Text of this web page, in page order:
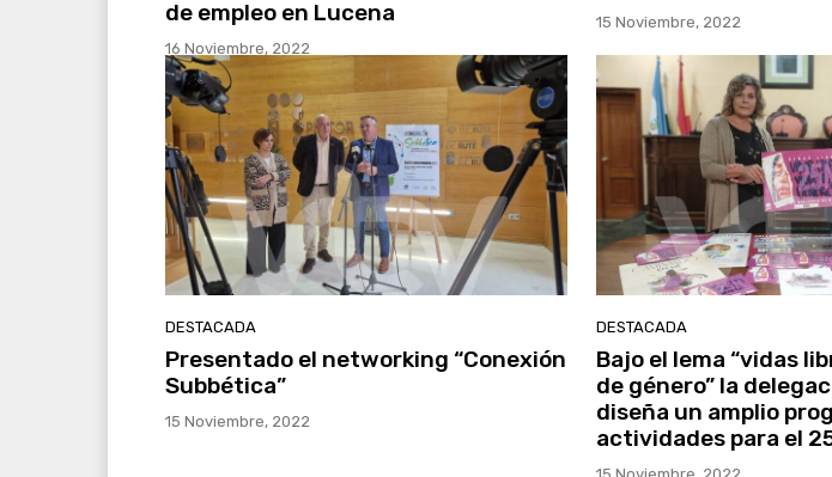
de empleo en Lucena
16 Noviembre, 2022
15 Noviembre, 2022
DESTACADA
Presentado el networking “Conexión
Subbética”
15 Noviembre, 2022
DESTACADA
Bajo el lema “vidas
de género” la
diseña un amplio
actividades para el